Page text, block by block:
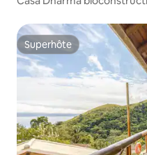
Superhôte
Superhôte